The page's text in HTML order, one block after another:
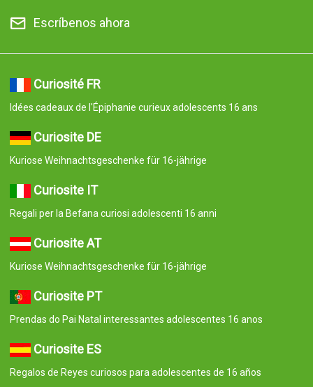
Escríbenos ahora
Curiosité FR
Idées cadeaux de l'Épiphanie curieux adolescents 16 ans
Curiosite DE
Kuriose Weihnachtsgeschenke für 16-jährige
Curiosite IT
Regali per la Befana curiosi adolescenti 16 anni
Curiosite AT
Kuriose Weihnachtsgeschenke für 16-jährige
Curiosite PT
Prendas do Pai Natal interessantes adolescentes 16 anos
Curiosite ES
Regalos de Reyes curiosos para adolescentes de 16 años